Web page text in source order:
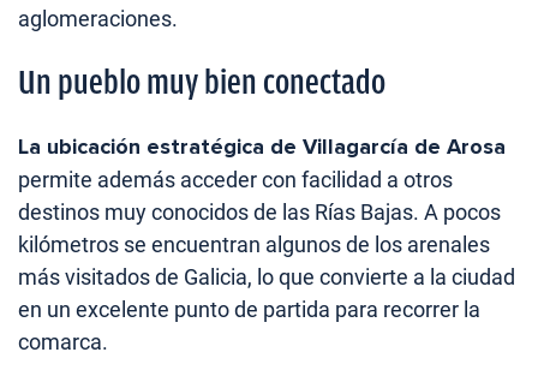
aglomeraciones.
Un pueblo muy bien conectado
La ubicación estratégica de Villagarcía de Arosa
permite además acceder con facilidad a otros
destinos muy conocidos de las Rías Bajas. A pocos
kilómetros se encuentran algunos de los arenales
más visitados de Galicia, lo que convierte a la ciudad
en un excelente punto de partida para recorrer la
comarca.